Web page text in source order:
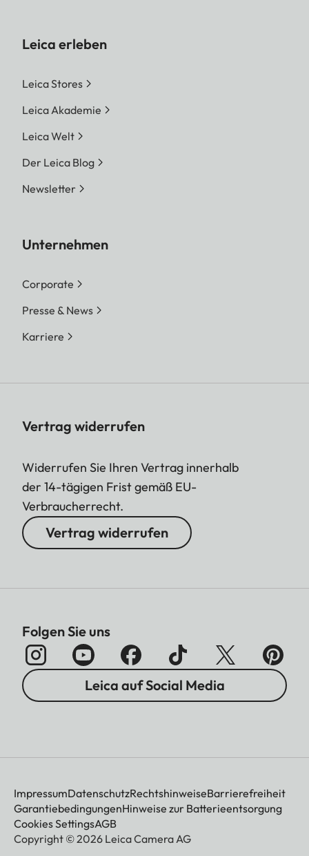
Leica erleben
Leica Stores
Leica Akademie
Leica Welt
Der Leica Blog
Newsletter
Unternehmen
Corporate
Presse & News
Karriere
Vertrag widerrufen
Widerrufen Sie Ihren Vertrag innerhalb
der 14-tägigen Frist gemäß EU-
Verbraucherrecht.
Vertrag widerrufen
Folgen Sie uns
Leica auf Social Media
ImpressumDatenschutzRechtshinweiseBarrierefreiheit
GarantiebedingungenHinweise zur Batterieentsorgung
Cookies SettingsAGB
Copyright © 2026 Leica Camera AG